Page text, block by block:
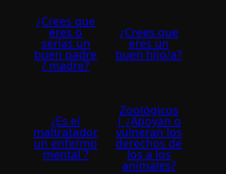
¿Crees que
eres o
serías un
buen padre
/ madre?
¿Crees que
eres un
buen hijo/a?
¿Es el
maltratador
un enfermo
mental ?
Zoológicos
| ¿Apoyan o
vulneran los
derechos de
los a los
animales?